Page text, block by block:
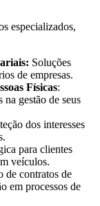
especializados,
Soluções
de empresas.
Físicas:
gestão de seus
dos interesses
para clientes
veículos.
de contratos de
em processos de